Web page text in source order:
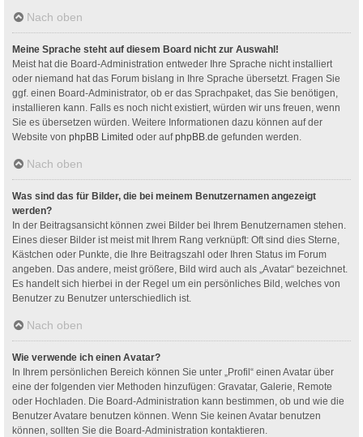
Nach oben
Meine Sprache steht auf diesem Board nicht zur Auswahl!
Meist hat die Board-Administration entweder Ihre Sprache nicht installiert
oder niemand hat das Forum bislang in Ihre Sprache übersetzt. Fragen Sie
ggf. einen Board-Administrator, ob er das Sprachpaket, das Sie benötigen,
installieren kann. Falls es noch nicht existiert, würden wir uns freuen, wenn
Sie es übersetzen würden. Weitere Informationen dazu können auf der
Website von phpBB Limited oder aufphpBB.de gefunden werden.
Nach oben
Was sind das für Bilder, die bei meinem Benutzernamen angezeigt
werden?
In der Beitragsansicht können zwei Bilder bei Ihrem Benutzernamen stehen.
Eines dieser Bilder ist meist mit Ihrem Rang verknüpft: Oft sind dies Sterne,
Kästchen oder Punkte, die Ihre Beitragszahl oder Ihren Status im Forum
angeben. Das andere, meist größere, Bild wird auch als „Avatar“ bezeichnet.
Es handelt sich hierbei in der Regel um ein persönliches Bild, welches von
Benutzer zu Benutzer unterschiedlich ist.
Nach oben
Wie verwende ich einen Avatar?
In Ihrem persönlichen Bereich können Sie unter „Profil“ einen Avatar über
eine der folgenden vier Methoden hinzufügen: Gravatar, Galerie, Remote
oder Hochladen. Die Board-Administration kann bestimmen, ob und wie die
Benutzer Avatare benutzen können. Wenn Sie keinen Avatar benutzen
können, sollten Sie die Board-Administration kontaktieren.